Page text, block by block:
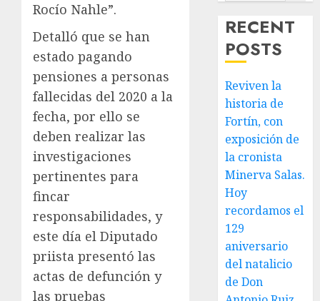
Rocío Nahle”.
Detalló que se han
estado pagando
pensiones a personas
fallecidas del 2020 a la
fecha, por ello se
deben realizar las
investigaciones
pertinentes para
fincar
responsabilidades, y
este día el Diputado
priista presentó las
actas de defunción y
las pruebas
RECENT
POSTS
Reviven la
historia de
Fortín, con
exposición de
la cronista
Minerva Salas.
Hoy
recordamos el
129
aniversario
del natalicio
de Don